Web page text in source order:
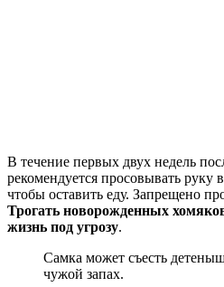
В течение первых двух недель
рекомендуется просовывать руку
чтобы оставить еду. Запрещено
Трогать новорожденных
жизнь под угрозу.
Самка может съесть
чужой запах.